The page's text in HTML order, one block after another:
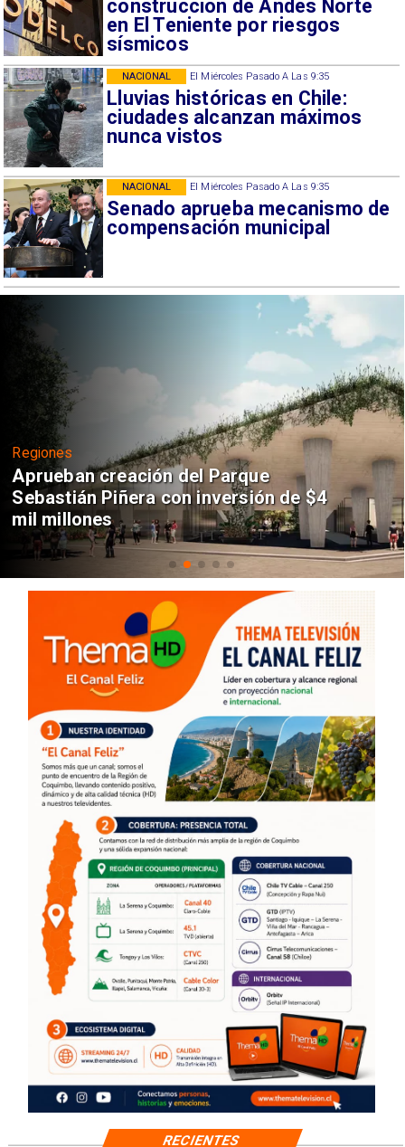
construcción de Andes Norte
en El Teniente por riesgos
sísmicos
El Miércoles Pasado A Las 9:35
Lluvias históricas en Chile:
ciudades alcanzan máximos
nunca vistos
NACIONAL
El Miércoles Pasado A Las 9:35
Senado aprueba mecanismo de
compensación municipal
NACIONAL
Regiones
Aprueban creación del Parque
Sebastián Piñera con inversión de $4
mil millones
RECIENTES